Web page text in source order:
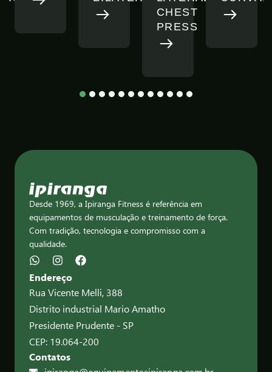
CHEST
PRESS
4 5 6 7 8 9 10 11 12
Desde 1969, a Ipiranga Fitness é referência em
equipamentos de musculação e treinamento de força.
Com tradição, tecnologia e compromisso com a
qualidade.
Endereço
Rua Vicente Melli, 388
Distrito industrial Mario Amatho
Presidente Prudente - SP
CEP: 19.064-200
Contatos